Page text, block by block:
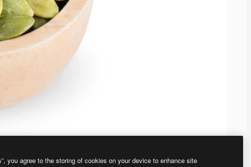
you agree to the storing of cookies on your device to enhance site